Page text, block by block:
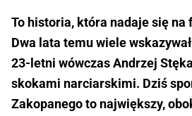
To historia, która nadaje się na
Dwa lata temu wiele
23-letni wówczas Andrzej
skokami narciarskimi. Dziś
Zakopanego to największy,